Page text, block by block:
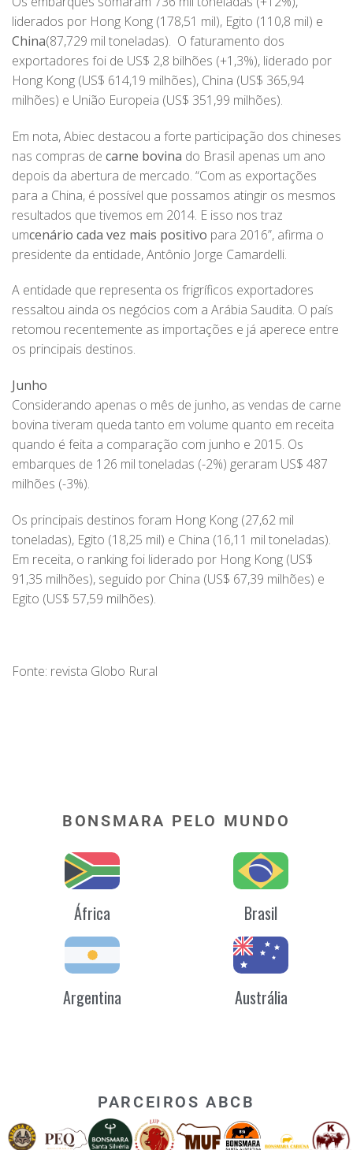
liderados por Hong Kong (178,51 mil), Egito (110,8 mil) e
China(87,729 mil toneladas). O faturamento dos
exportadores foi de US$ 2,8 bilhões (+1,3%), liderado por
Hong Kong (US$ 614,19 milhões), China (US$ 365,94
milhões) e União Europeia (US$ 351,99 milhões).
Em nota, Abiec destacou a forte participação dos chineses
nas compras de carne bovina do Brasil apenas um ano
depois da abertura de mercado. “Com as exportações
para a China, é possível que possamos atingir os mesmos
resultados que tivemos em 2014. E isso nos traz
umcenário cada vez mais positivo para 2016”, afirma o
presidente da entidade, Antônio Jorge Camardelli.
A entidade que representa os frigríficos exportadores
ressaltou ainda os negócios com a Arábia Saudita. O país
retomou recentemente as importações e já aperece entre
os principais destinos.
Junho
Considerando apenas o mês de junho, as vendas de carne
bovina tiveram queda tanto em volume quanto em receita
quando é feita a comparação com junho e 2015. Os
embarques de 126 mil toneladas (-2%) geraram US$ 487
milhões (-3%).
Os principais destinos foram Hong Kong (27,62 mil
toneladas), Egito (18,25 mil) e China (16,11 mil toneladas).
Em receita, o ranking foi liderado por Hong Kong (US$
91,35 milhões), seguido por China (US$ 67,39 milhões) e
Egito (US$ 57,59 milhões).
Fonte: revista Globo Rural
BONSMARA PELO MUNDO
África Brasil
Argentina Austrália
PARCEIROS ABCB